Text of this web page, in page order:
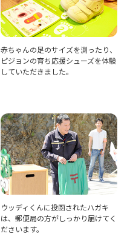
赤ちゃんの足のサイズを測ったり、
ピジョンの育ち応援シューズを体験
していただきました。
ウッディくんに投函されたハガキ
は、郵便局の方がしっかり届けてく
ださいます。